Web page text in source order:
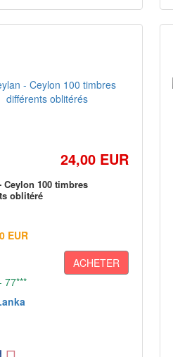
24,00 EUR
Ceylon 100 timbres
oblitéré
EUR
ACHETER